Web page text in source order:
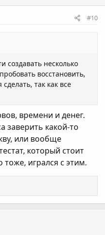
#10
создавать несколько
восстановить,
так как все
времени и денег.
заверить какой-то
или вообще
который стоит
тоже, игрался с этим.